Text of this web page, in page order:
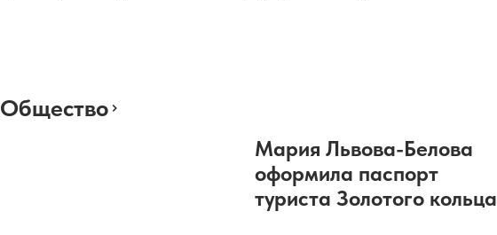
Общество
Мария Львова-Белова
оформила паспорт
туриста Золотого кольца